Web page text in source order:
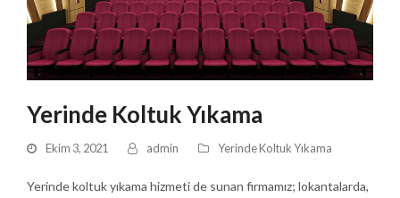
Yerinde Koltuk Yıkama
Ekim 3, 2021 admin Yerinde Koltuk Yıkama
Yerinde koltuk yıkama hizmeti de sunan firmamız; lokantalarda,